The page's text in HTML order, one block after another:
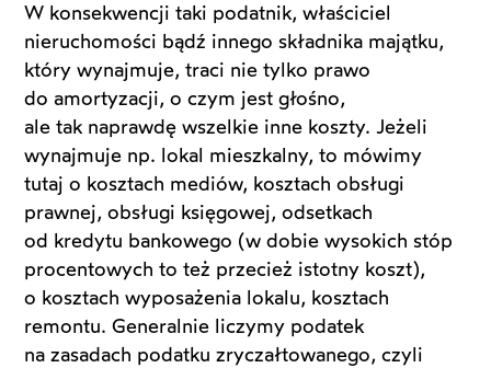
W konsekwencji taki podatnik, właściciel
nieruchomości bądź innego składnika majątku,
który wynajmuje, traci nie tylko prawo
do amortyzacji, o czym jest głośno,
ale tak naprawdę wszelkie inne koszty. Jeżeli
wynajmuje np. lokal mieszkalny, to mówimy
tutaj o kosztach mediów, kosztach obsługi
prawnej, obsługi księgowej, odsetkach
od kredytu bankowego (w dobie wysokich stóp
procentowych to też przecież istotny koszt),
o kosztach wyposażenia lokalu, kosztach
remontu. Generalnie liczymy podatek
na zasadach podatku zryczałtowanego, czyli